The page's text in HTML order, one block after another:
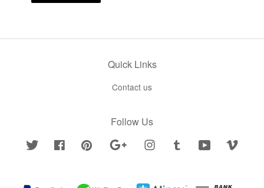
Quick Links
Contact us
Follow Us
Twitter Facebook Pinterest Google Instagram Tumblr YouTube